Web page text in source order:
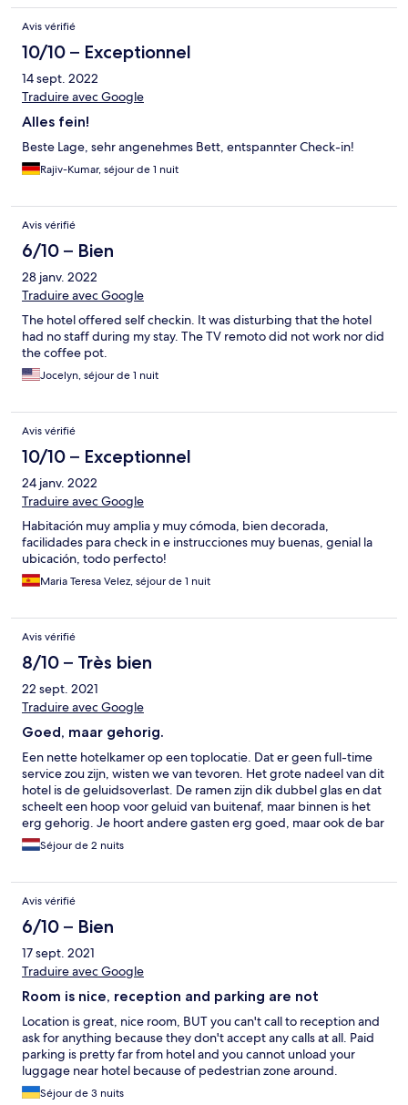
Avis vérifié
10/10 – Exceptionnel
14 sept. 2022
Traduire avec Google
Alles fein!
Beste Lage, sehr angenehmes Bett, entspannter Check-in!
Rajiv-Kumar, séjour de 1 nuit
Avis vérifié
6/10 – Bien
28 janv. 2022
Traduire avec Google
The hotel offered self checkin. It was disturbing that the hotel
had no staff during my stay. The TV remoto did not work nor did
the coffee pot.
Jocelyn, séjour de 1 nuit
Avis vérifié
10/10 – Exceptionnel
24 janv. 2022
Traduire avec Google
Habitación muy amplia y muy cómoda, bien decorada,
facilidades para check in e instrucciones muy buenas, genial la
ubicación, todo perfecto!
Maria Teresa Velez, séjour de 1 nuit
Avis vérifié
8/10 – Très bien
22 sept. 2021
Traduire avec Google
Goed, maar gehorig.
Een nette hotelkamer op een toplocatie. Dat er geen full-time
service zou zijn, wisten we van tevoren. Het grote nadeel van dit
hotel is de geluidsoverlast. De ramen zijn dik dubbel glas en dat
scheelt een hoop voor geluid van buitenaf, maar binnen is het
erg gehorig. Je hoort andere gasten erg goed, maar ook de bar
beneden en de toiletten van de bar op de eerst verdieping.
Séjour de 2 nuits
Avis vérifié
6/10 – Bien
17 sept. 2021
Traduire avec Google
Room is nice, reception and parking are not
Location is great, nice room, BUT you can't call to reception and
ask for anything because they don't accept any calls at all. Paid
parking is pretty far from hotel and you cannot unload your
luggage near hotel because of pedestrian zone around.
Séjour de 3 nuits